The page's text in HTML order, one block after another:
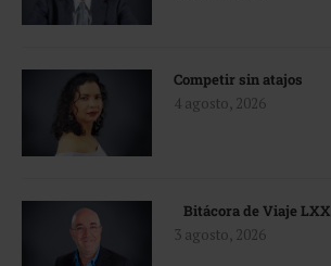
Competir sin atajos
4 agosto, 2026
Bitácora de Viaje LXX
3 agosto, 2026